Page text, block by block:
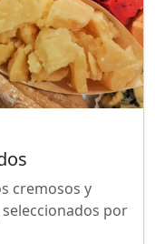
cremosos y
por